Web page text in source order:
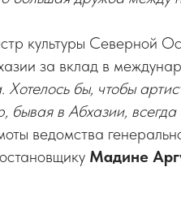
культуры Северной
за вклад в
Хотелось бы, чтобы
бывая в Абхазии,
ведомства
Мадине